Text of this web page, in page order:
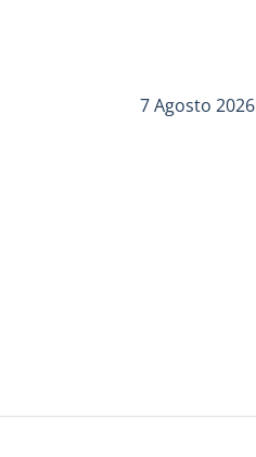
7 Agosto 2026